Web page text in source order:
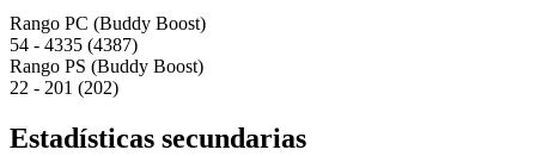
Rango PC (Buddy Boost)
54 - 4335 (4387)
Rango PS (Buddy Boost)
22 - 201 (202)
Estadísticas secundarias